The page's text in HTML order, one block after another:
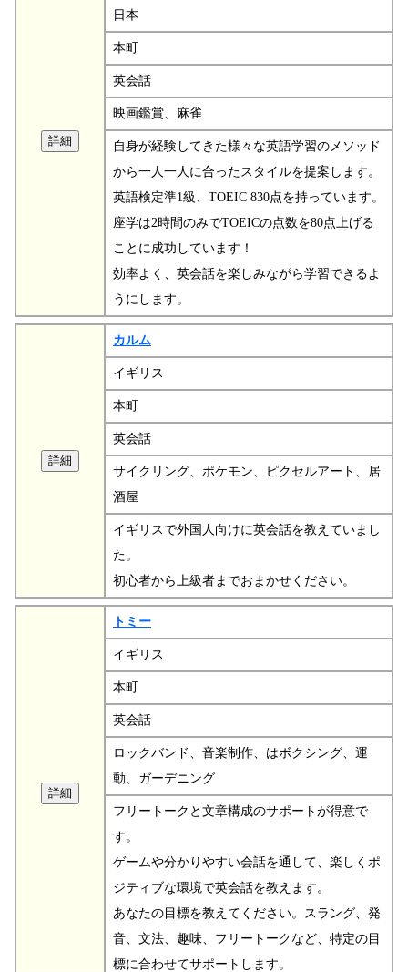
日本
本町
英会話
映画鑑賞、麻雀
自身が経験してきた様々な英語学習のメソッド
から一人一人に合ったスタイルを提案します。
英語検定準1級、TOEIC 830点を持っています。
座学は2時間のみでTOEICの点数を80点上げる
ことに成功しています！
効率よく、英会話を楽しみながら学習できるよ
うにします。
カルム
イギリス
本町
英会話
サイクリング、ポケモン、ピクセルアート、居
酒屋
イギリスで外国人向けに英会話を教えていまし
た。
初心者から上級者までおまかせください。
トミー
イギリス
本町
英会話
ロックバンド、音楽制作、はボクシング、運
動、ガーデニング
フリートークと文章構成のサポートが得意で
す。
ゲームや分かりやすい会話を通して、楽しくポ
ジティブな環境で英会話を教えます。
あなたの目標を教えてください。スラング、発
音、文法、趣味、フリートークなど、特定の目
標に合わせてサポートします。